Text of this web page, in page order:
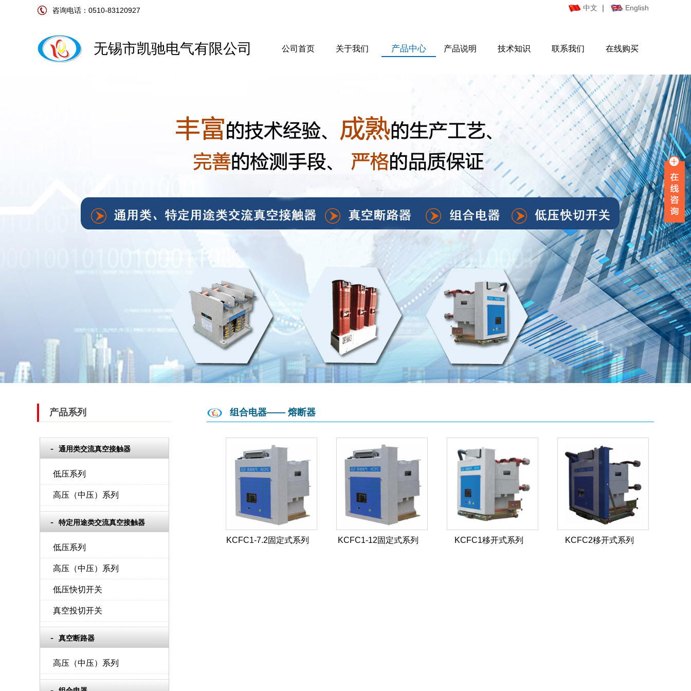
中文 ｜ English
咨询电话：0510-83120927
无锡市凯驰电气有限公司 公司首页 关于我们 产品中心 产品说明 技术知识 联系我们 在线购买
产品系列
通用类交流真空接触器
低压系列
高压（中压）系列
特定用途类交流真空接触器
低压系列
高压（中压）系列
低压快切开关
真空投切开关
真空断路器
高压（中压）系列
组合电器—— 熔断器
KCFC1-7.2固定式系列 KCFC1-12固定式系列 KCFC1移开式系列 KCFC2移开式系列